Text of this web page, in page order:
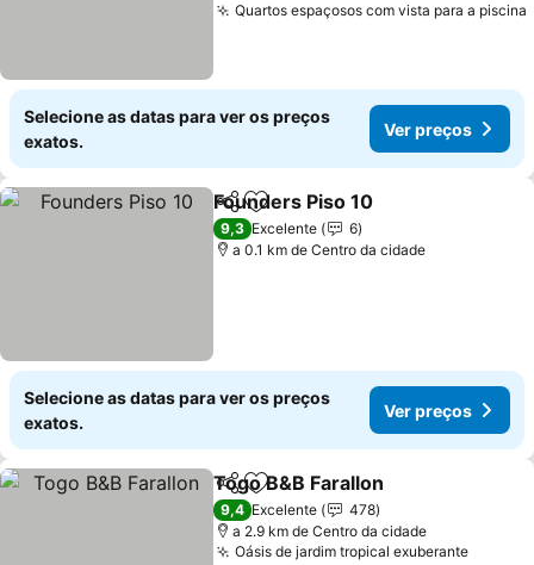
Quartos espaçosos com vista para a piscina
Selecione as datas para ver os preços
exatos.
Ver preços
PartilharAdicionar aos favoritos
Founders Piso 10
9,3 Excelente
6
a 0.1 km de Centro da cidade
Selecione as datas para ver os preços
exatos.
Ver preços
PartilharAdicionar aos favoritos
Togo B&B Farallon
9,4 Excelente
478
a 2.9 km de Centro da cidade
Oásis de jardim tropical exuberante